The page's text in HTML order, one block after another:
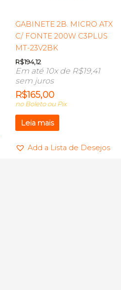
GABINETE 2B. MICRO ATX
C/ FONTE 200W C3PLUS
MT-23V2BK
R$194,12
Em até 10x de R$19,41
sem juros
R$165,00
no Boleto ou Pix
Leia mais
Add a Lista de Desejos